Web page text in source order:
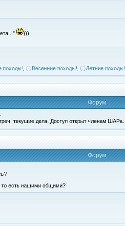
)))
походы! Весенние походы! Летние походы!
Форум
текущие дела. Доступ открыт членам ШАРа.
Форум
то есть нашими общими?